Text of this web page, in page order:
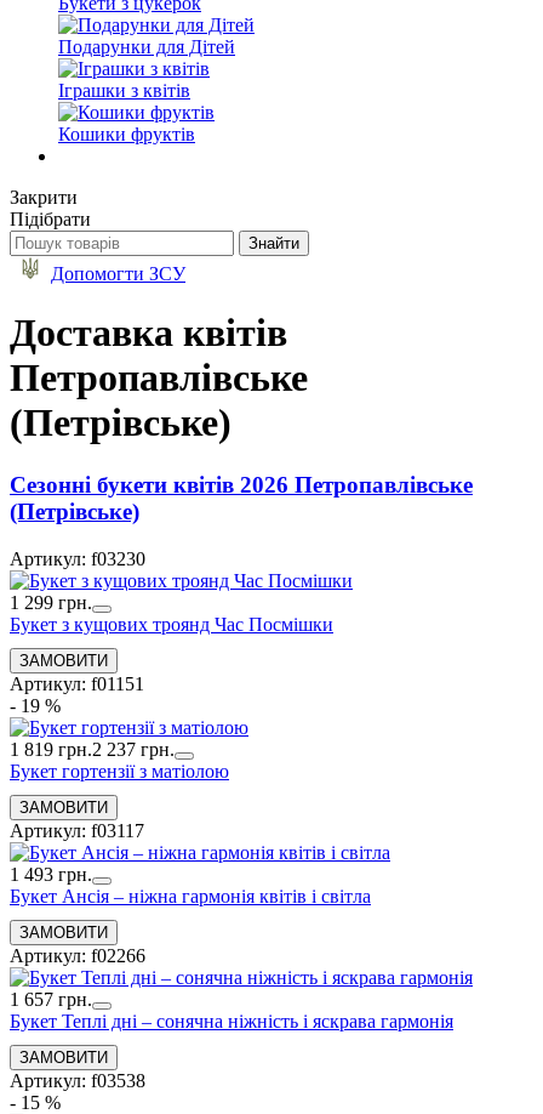
Подарунки для Дітей
Іграшки з квітів
Кошики фруктів
Закрити
Підібрати
Допомогти ЗСУ
Доставка квітів
Петропавлівське
(Петрівське)
Сезонні букети квітів 2026 Петропавлівське
(Петрівське)
Артикул: f03230
1 299 грн.
Букет з кущових троянд Час Посмішки
Артикул: f01151
- 19 %
1 819 грн.2 237 грн.
Букет гортензії з матіолою
Артикул: f03117
1 493 грн.
Букет Ансія – ніжна гармонія квітів і світла
Артикул: f02266
1 657 грн.
Букет Теплі дні – сонячна ніжність і яскрава гармонія
Артикул: f03538
- 15 %